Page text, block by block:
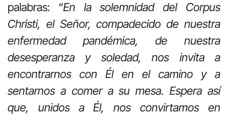
palabras: “En la solemnidad del Corpus
Christi, el Señor, compadecido de nuestra
enfermedad pandémica, de nuestra
desesperanza y soledad, nos invita a
encontrarnos con Él en el camino y a
sentarnos a comer a su mesa. Espera así
que, unidos a Él, nos convirtamos en